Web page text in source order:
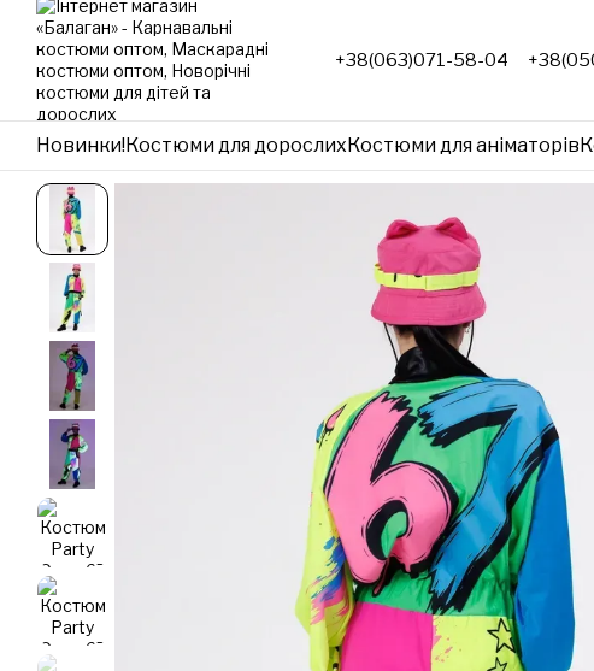
Перейти до основного контенту
+38(063)071-58-04
Новинки!Костюми для дорослихКостюми для аніматорів